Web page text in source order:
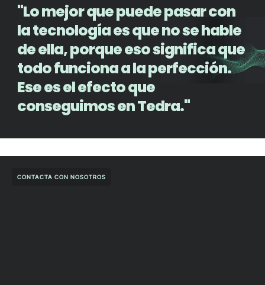
"Lo mejor que puede pasar con
la tecnología es que no se hable
de ella, porque eso significa que
todo funciona a la perfección.
Ese es el efecto que
conseguimos en Tedra."
CONTACTA CON NOSOTROS